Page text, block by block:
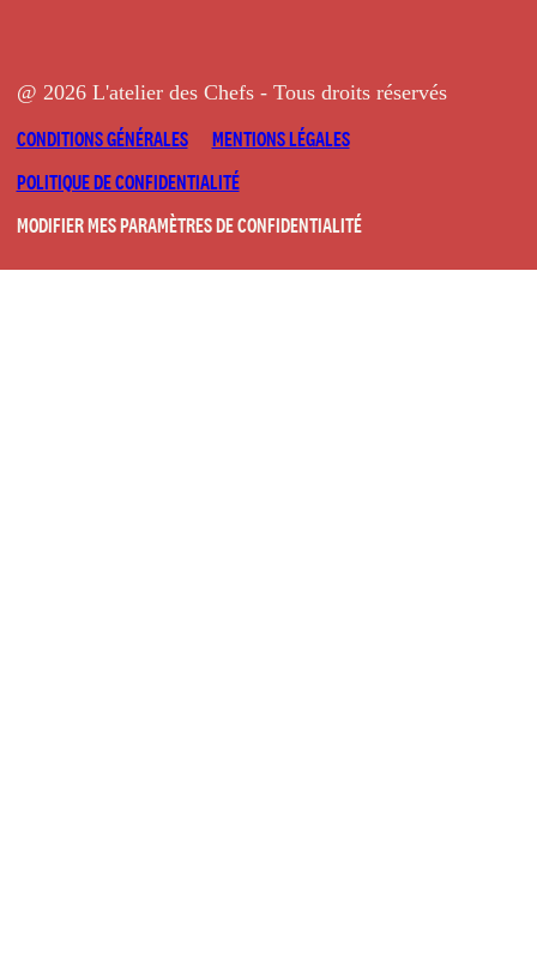
@ 2026 L'atelier des Chefs - Tous droits réservés
CONDITIONS GÉNÉRALES
MENTIONS LÉGALES
POLITIQUE DE CONFIDENTIALITÉ
MODIFIER MES PARAMÈTRES DE CONFIDENTIALITÉ